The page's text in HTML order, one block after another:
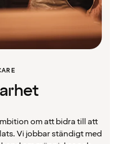
om att bidra till att
Vi jobbar ständigt med